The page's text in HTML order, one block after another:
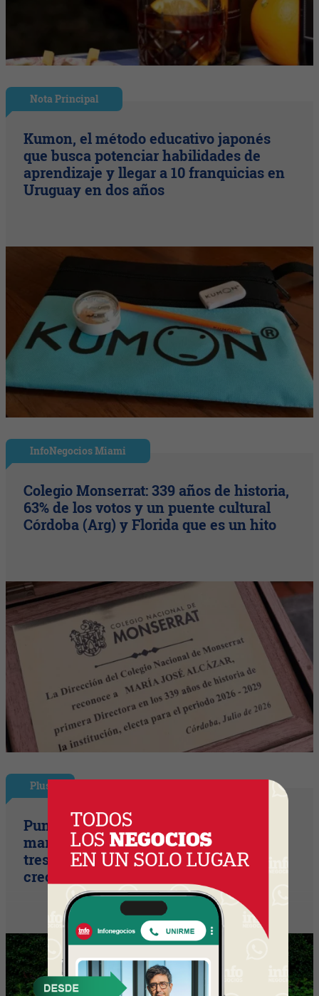
Nota Principal
Kumon, el método educativo japonés
que busca potenciar habilidades de
aprendizaje y llegar a 10 franquicias en
Uruguay en dos años
InfoNegocios Miami
Colegio Monserrat: 339 años de historia,
63% de los votos y un puente cultural
Córdoba (Arg) y Florida que es un hito
Plus
Punto Sano acelera a tres cifras (la
marca duplicó sus ventas y ya prepara
tres lanzamientos para seguir
creciendo)